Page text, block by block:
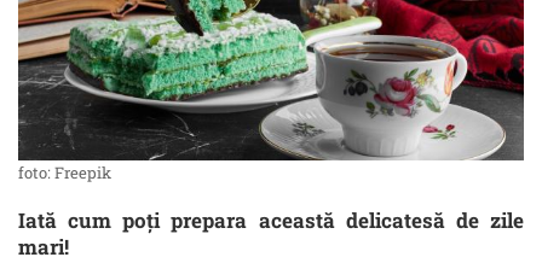
foto: Freepik
Iată cum poți prepara această delicatesă de zile
mari!